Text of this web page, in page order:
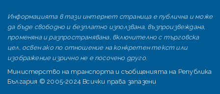
Информацията в тази интернет страница е публична и може
да бъде свободно и безплатно използвана, възпроизвеждана,
променяна и разпространявана, включително с търговска
цел, освен ако по отношение на конкретен текст или
изображение изрично не е посочено друго.
Министерство на транспорта и съобщенията на Република
България © 2005-2024 Всички права запазени